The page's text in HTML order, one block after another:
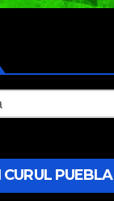
PUEBLA